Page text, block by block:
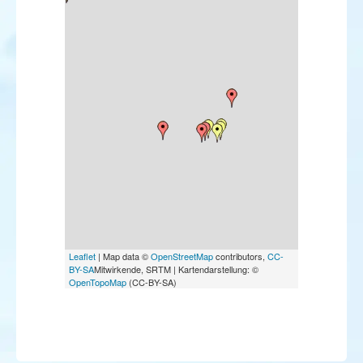
Leaflet | Map data ©OpenStreetMapcontributors, CC-
BY-SAMitwirkende, SRTM | Kartendarstellung: ©
OpenTopoMap (CC-BY-SA)